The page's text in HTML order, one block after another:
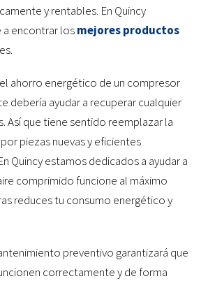
y rentables. En Quincy
encontrar losmejores productos
ahorro energético de un compresor
debería ayudar a recuperar cualquier
Así que tiene sentido reemplazar la
piezas nuevas y eficientes
Quincy estamos dedicados a ayudar a
comprimido funcione al máximo
reduces tu consumo energético y
preventivo garantizará que
correctamente y de forma